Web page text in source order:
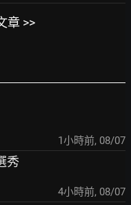
章 >>
1小時前, 08/07
秀
4小時前, 08/07